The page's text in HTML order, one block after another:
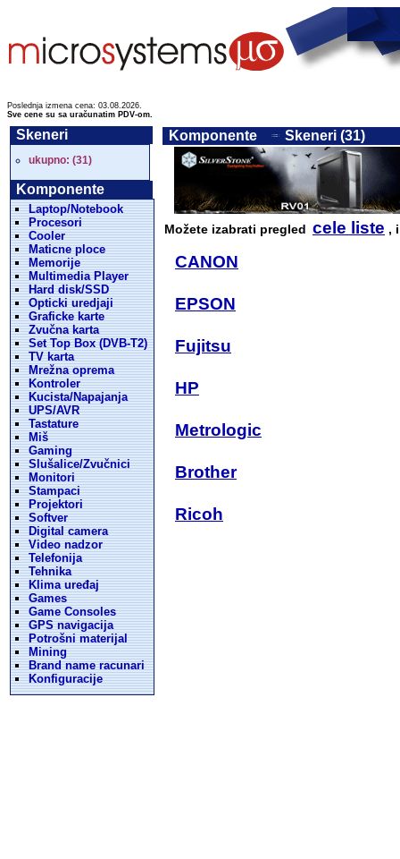
Poslednja izmena cena: 03.08.2026.
Sve cene su sa uračunatim PDV-om.
Skeneri
ukupno: (31)
Komponente
Laptop/Notebook
Procesori
Cooler
Maticne ploce
Memorije
Multimedia Player
Hard disk/SSD
Opticki uredjaji
Graficke karte
Zvučna karta
Set Top Box (DVB-T2)
TV karta
Mrežna oprema
Kontroler
Kucista/Napajanja
UPS/AVR
Tastature
Miš
Gaming
Slušalice/Zvučnici
Monitori
Stampaci
Projektori
Softver
Digital camera
Video nadzor
Telefonija
Tehnika
Klima uređaj
Games
Game Consoles
GPS navigacija
Potrošni materijal
Mining
Brand name racunari
Konfiguracije
Komponente Skeneri (31)
Možete izabrati pregled cele liste ,
CANON
EPSON
Fujitsu
HP
Metrologic
Brother
Ricoh